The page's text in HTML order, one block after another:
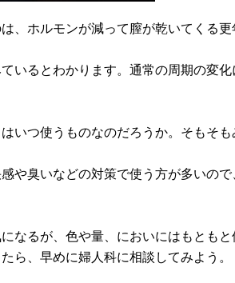
、ホルモンが減って膣が乾いてくる更
いるとわかります。通常の周期の
いつ使うものなのだろうか。そもそも
や臭いなどの対策で使う方が多いの
なるが、色や量、においにはもとも
ら、早めに婦人科に相談してみよう。